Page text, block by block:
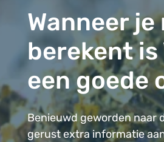
Wanneer
berekent
een goede
Benieuwd geworden naar
gerust extra informatie